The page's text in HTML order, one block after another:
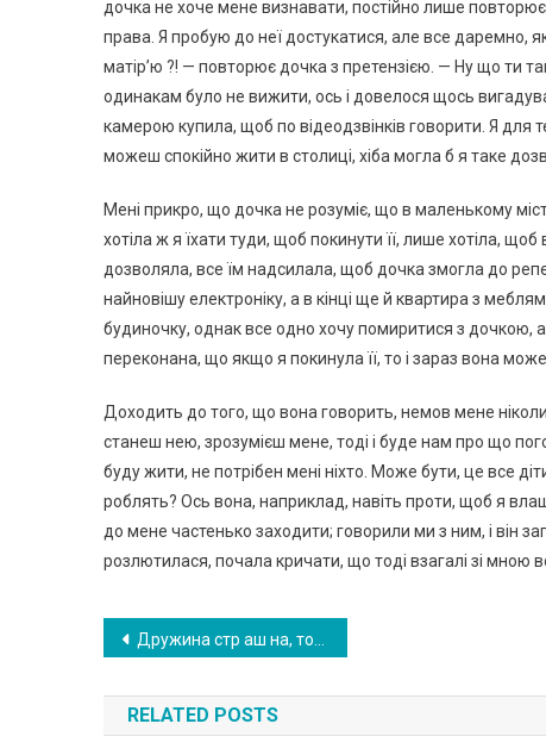
дочка не хоче мене визнавати, постійно лише
права. Я пробую до неї достукатися, але все даремно,
матір’ю ?! — повторює дочка з претензією. — Ну що ти
одинакам було не вижити, ось і довелося щось
камерою купила, щоб по відеодзвінків говорити. Я для
можеш спокійно жити в столиці, хіба могла б я таке
Мені прикро, що дочка не розуміє, що в маленькому
хотіла ж я їхати туди, щоб покинути її, лише хотіла, щоб
дозволяла, все їм надсилала, щоб дочка змогла до
найновішу електроніку, а в кінці ще й квартира з
будиночку, однак все одно хочу помиритися з дочкою,
переконана, що якщо я покинула її, то і зараз вона
Доходить до того, що вона говорить, немов мене
станеш нею, зрозумієш мене, тоді і буде нам про що
буду жити, не потрібен мені ніхто. Може бути, це все
роблять? Ось вона, наприклад, навіть проти, щоб я
до мене частенько заходити; говорили ми з ним, і він
розлютилася, почала кричати, що тоді взагалі зі мною
Навигация
по
записям
Дружина стр аш на, тому ми роз луч аємося — розповідав Андрій кожному, навіть тому, хто не питав, тому у відділі всі стали його цуратися
RELATED POSTS